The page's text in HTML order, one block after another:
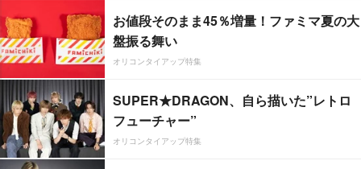
お値段そのまま45％増量！ファミマ夏の大
盤振る舞い
オリコンタイアップ特集
SUPER★DRAGON、自ら描いた”レトロ
フューチャー”
オリコンタイアップ特集